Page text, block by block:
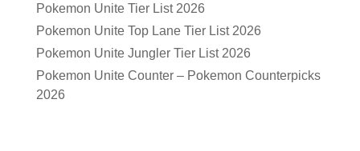
Pokemon Unite Tier List 2026
Pokemon Unite Top Lane Tier List 2026
Pokemon Unite Jungler Tier List 2026
Pokemon Unite Counter – Pokemon Counterpicks
2026